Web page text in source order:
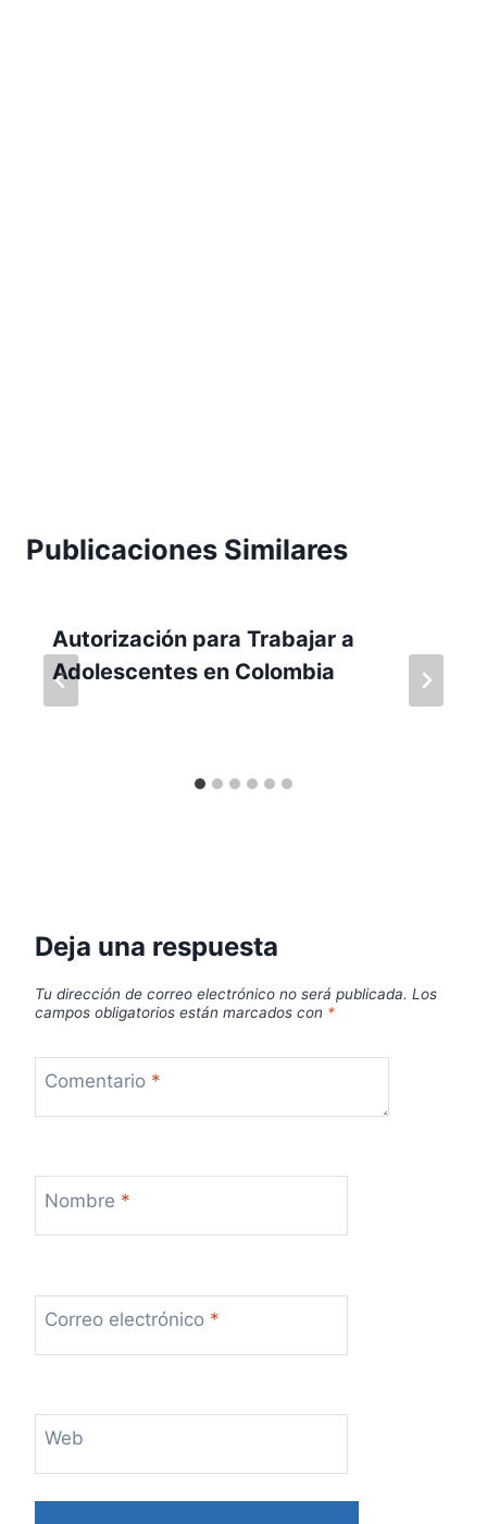
Publicaciones Similares
Autorización para Trabajar a
Adolescentes en Colombia
Deja una respuesta
Tu dirección de correo electrónico no será publicada. Los
campos obligatorios están marcados con *
Comentario *
Nombre *
Correo electrónico *
Web